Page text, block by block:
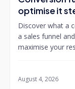
optimise it
Discover what a
a sales funnel
maximise your
August 4, 2026